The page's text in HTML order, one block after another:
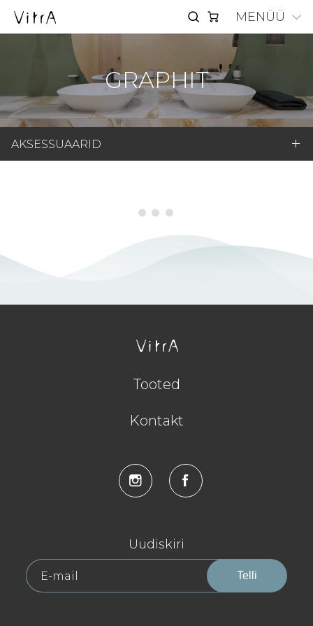
MENÜÜ
GRAPHIT
AKSESSUAARID
Tooted
Kontakt
Uudiskiri